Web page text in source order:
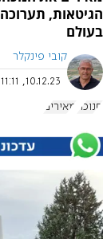
הגיטאות,
בעולם
קובי פינקלר
10.12.23, 11:11
חנוכה מאירים